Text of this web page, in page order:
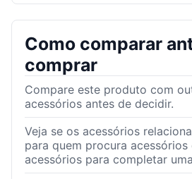
Como comparar
comprar
Compare este produto com
acessórios antes de decidir.
Veja se os acessórios
para quem procura acessórios
acessórios para completar